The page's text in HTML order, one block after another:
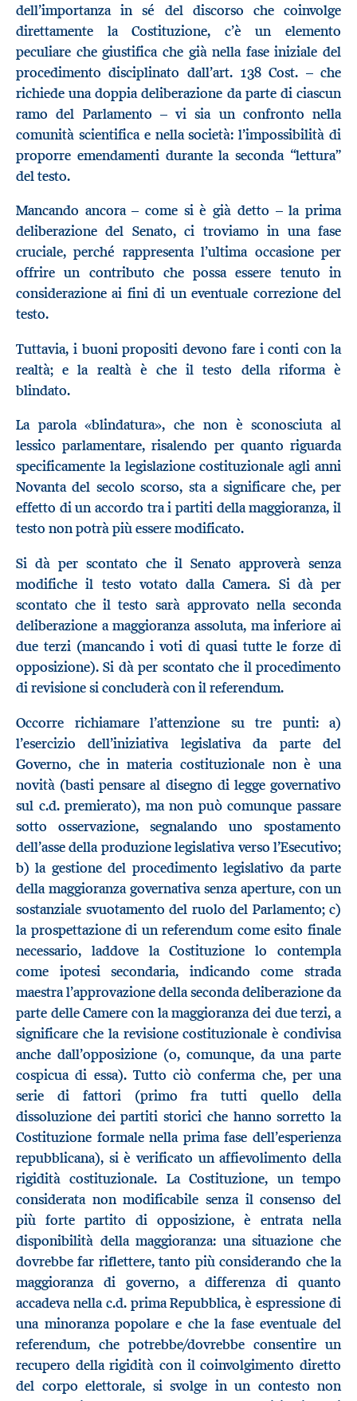
dell’importanza in sé del discorso che coinvolge
direttamente la Costituzione, c’è un elemento
peculiare che giustifica che già nella fase iniziale del
procedimento disciplinato dall’art. 138 Cost. – che
richiede una doppia deliberazione da parte di ciascun
ramo del Parlamento – vi sia un confronto nella
comunità scientifica e nella società: l’impossibilità di
proporre emendamenti durante la seconda “lettura”
del testo.
Mancando ancora – come si è già detto – la prima
deliberazione del Senato, ci troviamo in una fase
cruciale, perché rappresenta l’ultima occasione per
offrire un contributo che possa essere tenuto in
considerazione ai fini di un eventuale correzione del
testo.
Tuttavia, i buoni propositi devono fare i conti con la
realtà; e la realtà è che il testo della riforma è
blindato.
La parola «blindatura», che non è sconosciuta al
lessico parlamentare, risalendo per quanto riguarda
specificamente la legislazione costituzionale agli anni
Novanta del secolo scorso, sta a significare che, per
effetto di un accordo tra i partiti della maggioranza, il
testo non potrà più essere modificato.
Si dà per scontato che il Senato approverà senza
modifiche il testo votato dalla Camera. Si dà per
scontato che il testo sarà approvato nella seconda
deliberazione a maggioranza assoluta, ma inferiore ai
due terzi (mancando i voti di quasi tutte le forze di
opposizione). Si dà per scontato che il procedimento
di revisione si concluderà con il referendum.
Occorre richiamare l’attenzione su tre punti: a)
l’esercizio dell’iniziativa legislativa da parte del
Governo, che in materia costituzionale non è una
novità (basti pensare al disegno di legge governativo
sul c.d. premierato), ma non può comunque passare
sotto osservazione, segnalando uno spostamento
dell’asse della produzione legislativa verso l’Esecutivo;
b) la gestione del procedimento legislativo da parte
della maggioranza governativa senza aperture, con un
sostanziale svuotamento del ruolo del Parlamento; c)
la prospettazione di un referendum come esito finale
necessario, laddove la Costituzione lo contempla
come ipotesi secondaria, indicando come strada
maestra l’approvazione della seconda deliberazione da
parte delle Camere con la maggioranza dei due terzi, a
significare che la revisione costituzionale è condivisa
anche dall’opposizione (o, comunque, da una parte
cospicua di essa). Tutto ciò conferma che, per una
serie di fattori (primo fra tutti quello della
dissoluzione dei partiti storici che hanno sorretto la
Costituzione formale nella prima fase dell’esperienza
repubblicana), si è verificato un affievolimento della
rigidità costituzionale. La Costituzione, un tempo
considerata non modificabile senza il consenso del
più forte partito di opposizione, è entrata nella
disponibilità della maggioranza: una situazione che
dovrebbe far riflettere, tanto più considerando che la
maggioranza di governo, a differenza di quanto
accadeva nella c.d. prima Repubblica, è espressione di
una minoranza popolare e che la fase eventuale del
referendum, che potrebbe/dovrebbe consentire un
recupero della rigidità con il coinvolgimento diretto
del corpo elettorale, si svolge in un contesto non